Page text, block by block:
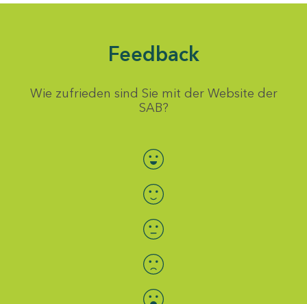
Feedback
Wie zufrieden sind Sie mit der Website der
SAB?
Bewertung auswählen